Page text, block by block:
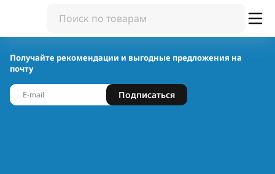
Получайте рекомендации и выгодные предложения на
почту
Подписаться